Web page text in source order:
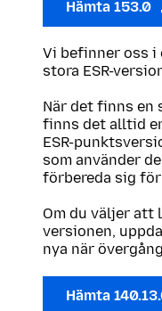
Hämta 153.0
Vi befinner oss i
stora ESR-
När det finns en
finns det alltid
ESR-
som använder
förbereda sig
Om du väljer att
versionen,
nya när
Hämta